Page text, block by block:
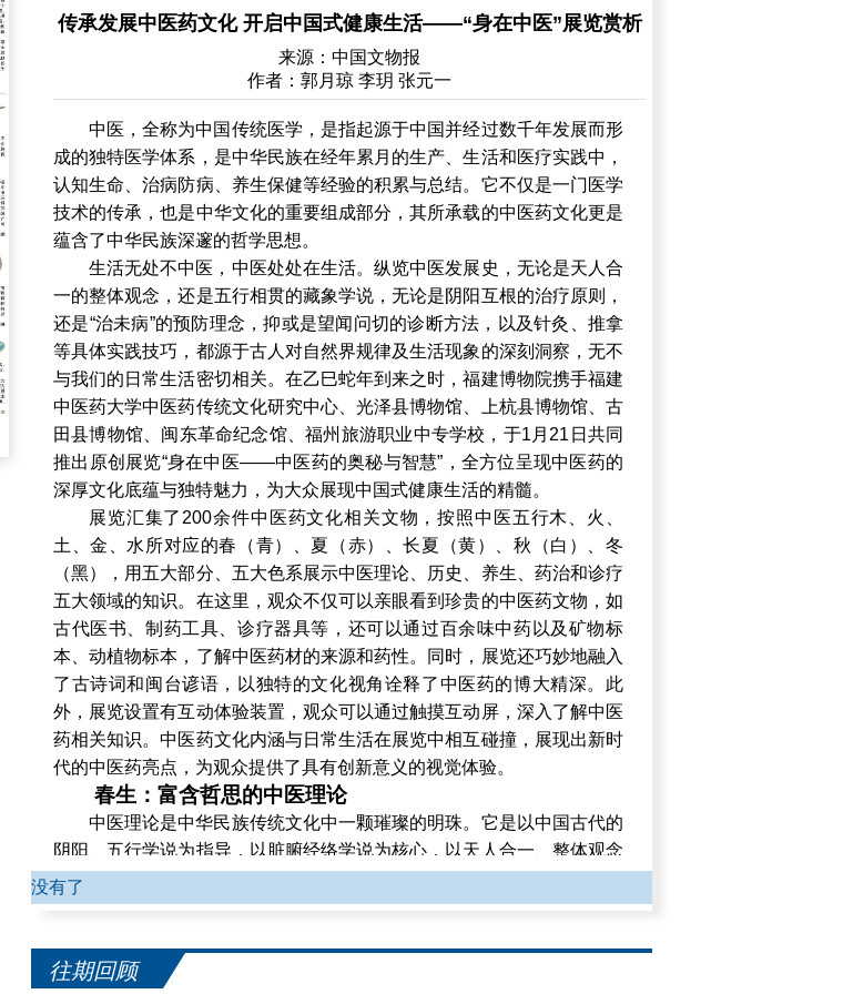
传承发展中医药文化 开启中国式健康生活——“身在中医”展览赏析
来源：中国文物报
作者：郭月琼 李玥 张元一
中医，全称为中国传统医学，是指起源于中国并经过数千年发展而形
成的独特医学体系，是中华民族在经年累月的生产、生活和医疗实践中，
认知生命、治病防病、养生保健等经验的积累与总结。它不仅是一门医学
技术的传承，也是中华文化的重要组成部分，其所承载的中医药文化更是
蕴含了中华民族深邃的哲学思想。
生活无处不中医，中医处处在生活。纵览中医发展史，无论是天人合
一的整体观念，还是五行相贯的藏象学说，无论是阴阳互根的治疗原则，
还是“治未病”的预防理念，抑或是望闻问切的诊断方法，以及针灸、推拿
等具体实践技巧，都源于古人对自然界规律及生活现象的深刻洞察，无不
与我们的日常生活密切相关。在乙巳蛇年到来之时，福建博物院携手福建
中医药大学中医药传统文化研究中心、光泽县博物馆、上杭县博物馆、古
田县博物馆、闽东革命纪念馆、福州旅游职业中专学校，于1月21日共同
推出原创展览“身在中医——中医药的奥秘与智慧”，全方位呈现中医药的
深厚文化底蕴与独特魅力，为大众展现中国式健康生活的精髓。
展览汇集了200余件中医药文化相关文物，按照中医五行木、火、
土、金、水所对应的春（青）、夏（赤）、长夏（黄）、秋（白）、冬
（黑），用五大部分、五大色系展示中医理论、历史、养生、药治和诊疗
五大领域的知识。在这里，观众不仅可以亲眼看到珍贵的中医药文物，如
古代医书、制药工具、诊疗器具等，还可以通过百余味中药以及矿物标
本、动植物标本，了解中医药材的来源和药性。同时，展览还巧妙地融入
了古诗词和闽台谚语，以独特的文化视角诠释了中医药的博大精深。此
外，展览设置有互动体验装置，观众可以通过触摸互动屏，深入了解中医
药相关知识。中医药文化内涵与日常生活在展览中相互碰撞，展现出新时
代的中医药亮点，为观众提供了具有创新意义的视觉体验。
春生：富含哲思的中医理论
中医理论是中华民族传统文化中一颗璀璨的明珠。它是以中国古代的
阴阳、五行学说为指导，以脏腑经络学说为核心，以天人合一、整体观念
和辨证论治为特色的理论体系。这套理论全面地阐述了人体的生理功能和
病理变化，并用于指导临床诊断、治疗疾病。
没有了
往期回顾